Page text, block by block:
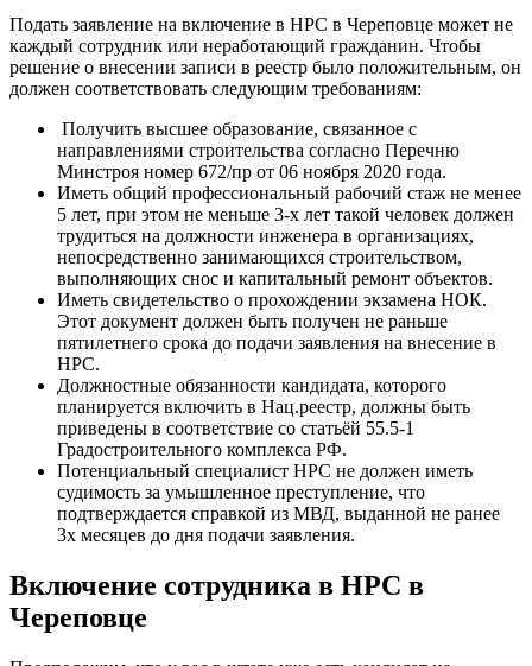
Подать заявление на включение в НРС в Череповце может не
каждый сотрудник или неработающий гражданин. Чтобы
решение о внесении записи в реестр было положительным, он
должен соответствовать следующим требованиям:
Получить высшее образование, связанное с
направлениями строительства согласно Перечню
Минстроя номер 672/пр от 06 ноября 2020 года.
Иметь общий профессиональный рабочий стаж не менее
5 лет, при этом не меньше 3-х лет такой человек должен
трудиться на должности инженера в организациях,
непосредственно занимающихся строительством,
выполняющих снос и капитальный ремонт объектов.
Иметь свидетельство о прохождении экзамена НОК.
Этот документ должен быть получен не раньше
пятилетнего срока до подачи заявления на внесение в
НРС.
Должностные обязанности кандидата, которого
планируется включить в Нац.реестр, должны быть
приведены в соответствие со статьёй 55.5-1
Градостроительного комплекса РФ.
Потенциальный специалист НРС не должен иметь
судимость за умышленное преступление, что
подтверждается справкой из МВД, выданной не ранее
3х месяцев до дня подачи заявления.
Включение сотрудника в НРС в
Череповце